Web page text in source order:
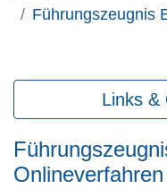
Führungszeugnis
Links &
Onlineverfahren